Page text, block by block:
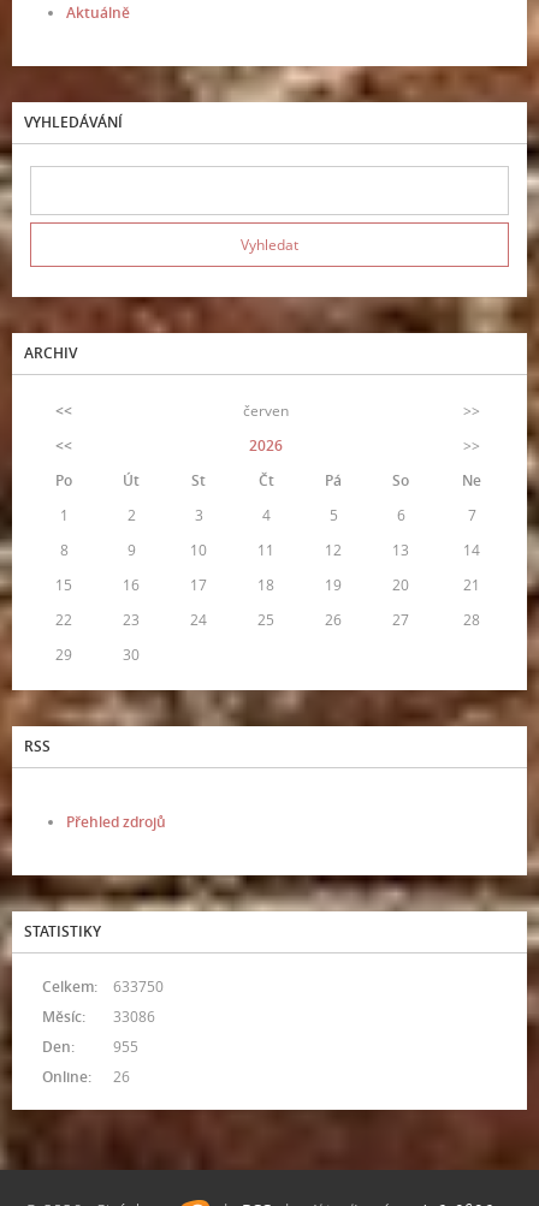
Aktuálně
VYHLEDÁVÁNÍ
ARCHIV
<< červen
>>
<<
2026
>>
Po
Út St Čt Pá So
Ne
1
2 3 4 5 6
7
8
9 10 11 12 13
14
15
16 17 18 19 20
21
22
23 24 25 26 27
28
29
30
RSS
Přehled zdrojů
STATISTIKY
Online: 26
Celkem:
633750
Měsíc:
33086
Den:
955